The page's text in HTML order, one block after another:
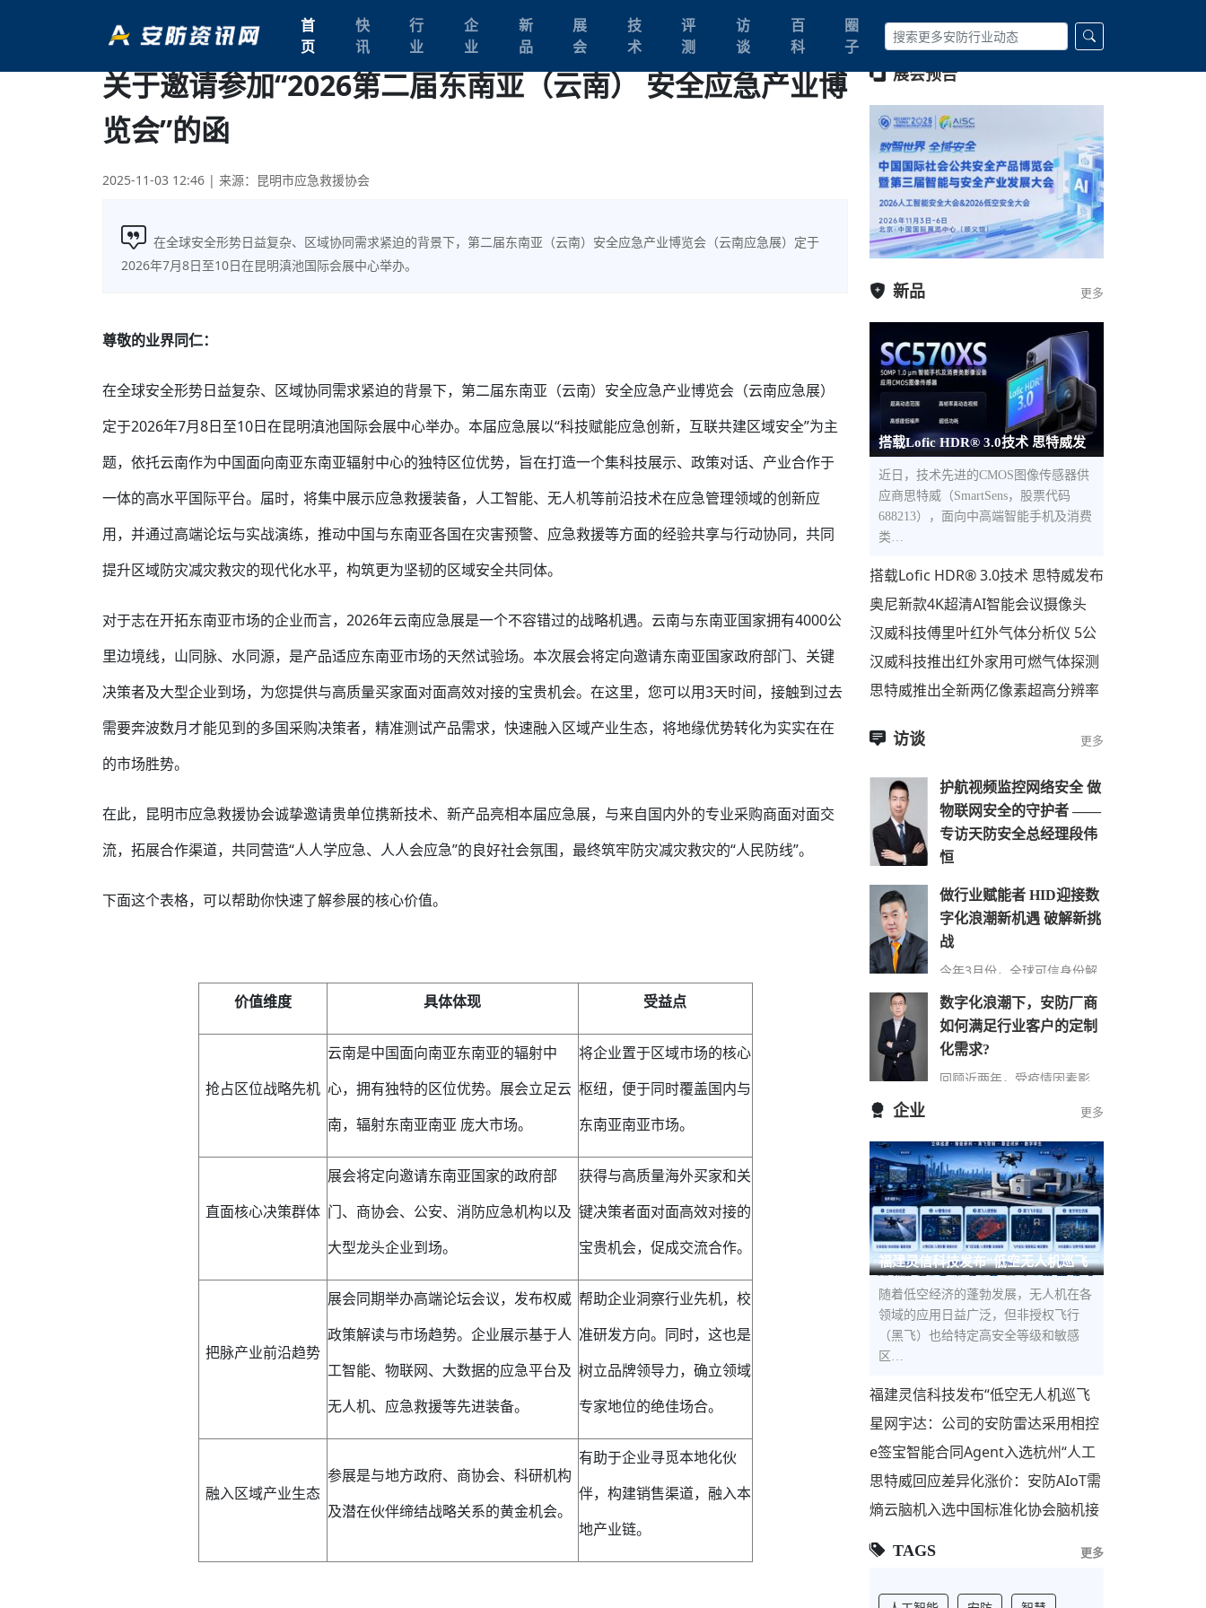
首
页
快
讯
行
业
企
业
新
品
展
会
技
术
评
测
访
谈
百
科
圈
子
关于邀请参加“2026第二届东南亚（云南） 安全应急产业博
览会”的函
2025-11-03 12:46 | 来源：昆明市应急救援协会
在全球安全形势日益复杂、区域协同需求紧迫的背景下，第二届东南亚（云南）安全应急产业博览会（云南应急展）定于
2026年7月8日至10日在昆明滇池国际会展中心举办。
尊敬的业界同仁：
在全球安全形势日益复杂、区域协同需求紧迫的背景下，第二届东南亚（云南）安全应急产业博览会（云南应急展）
定于2026年7月8日至10日在昆明滇池国际会展中心举办。本届应急展以“科技赋能应急创新，互联共建区域安全”为主
题，依托云南作为中国面向南亚东南亚辐射中心的独特区位优势，旨在打造一个集科技展示、政策对话、产业合作于
一体的高水平国际平台。届时，将集中展示应急救援装备，人工智能、无人机等前沿技术在应急管理领域的创新应
用，并通过高端论坛与实战演练，推动中国与东南亚各国在灾害预警、应急救援等方面的经验共享与行动协同，共同
提升区域防灾减灾救灾的现代化水平，构筑更为坚韧的区域安全共同体。
对于志在开拓东南亚市场的企业而言，2026年云南应急展是一个不容错过的战略机遇。云南与东南亚国家拥有4000公
里边境线，山同脉、水同源，是产品适应东南亚市场的天然试验场。本次展会将定向邀请东南亚国家政府部门、关键
决策者及大型企业到场，为您提供与高质量买家面对面高效对接的宝贵机会。在这里，您可以用3天时间，接触到过去
需要奔波数月才能见到的多国采购决策者，精准测试产品需求，快速融入区域产业生态，将地缘优势转化为实实在在
的市场胜势。
在此，昆明市应急救援协会诚挚邀请贵单位携新技术、新产品亮相本届应急展，与来自国内外的专业采购商面对面交
流，拓展合作渠道，共同营造“人人学应急、人人会应急”的良好社会氛围，最终筑牢防灾减灾救灾的“人民防线”。
下面这个表格，可以帮助你快速了解参展的核心价值。
价值维度 具体体现 受益点
抢占区位战略先机
云南是中国面向南亚东南亚的辐射中
心，拥有独特的区位优势。展会立足云
南，辐射东南亚南亚 庞大市场。
将企业置于区域市场的核心
枢纽，便于同时覆盖国内与
东南亚南亚市场。
直面核心决策群体
展会将定向邀请东南亚国家的政府部
门、商协会、公安、消防应急机构以及
大型龙头企业到场。
获得与高质量海外买家和关
键决策者面对面高效对接的
宝贵机会，促成交流合作。
把脉产业前沿趋势
展会同期举办高端论坛会议，发布权威
政策解读与市场趋势。企业展示基于人
工智能、物联网、大数据的应急平台及
无人机、应急救援等先进装备。
帮助企业洞察行业先机，校
准研发方向。同时，这也是
树立品牌领导力，确立领域
专家地位的绝佳场合。
融入区域产业生态
参展是与地方政府、商协会、科研机构
及潜在伙伴缔结战略关系的黄金机会。
有助于企业寻觅本地化伙
伴，构建销售渠道，融入本
地产业链。
展会预告
新品 更多
搭载Lofic HDR® 3.0技术 思特威发
布全新5000万像素1.0μm像素尺寸
近日，技术先进的CMOS图像传感器供
应商思特威（SmartSens，股票代码
688213），面向中高端智能手机及消费
类…
搭载Lofic HDR® 3.0技术 思特威发布
全新5000万像素1.0μm像素尺寸超高
动态范围CMOS图像
奥尼新款4K超清AI智能会议摄像头
C98Pro即将上市
汉威科技傅里叶红外气体分析仪 5公
里开外，500种气体，一眼便知！
汉威科技推出红外家用可燃气体探测
器
思特威推出全新两亿像素超高分辨率
访谈 更多
护航视频监控网络安全 做
物联网安全的守护者 ——
专访天防安全总经理段伟
恒
在万物互联时代，网络安全的
重要性日益凸显，尤其在快速
发展的城市建设中，搭建的巨
大物联网络对其安全保障…
做行业赋能者 HID迎接数
字化浪潮新机遇 破解新挑
战
今年3月份，全球可信身份解
的《安防行业现状报告》（以
下简称“报告”），该报告…
数字化浪潮下，安防厂商
如何满足行业客户的定制
化需求?
回顾近两年，受疫情因素影
领域都遭受了来自市场 “不确
企业 更多
福建灵信科技发布“低空无人机巡飞
防控解决方案”，构建低空立体
随着低空经济的蓬勃发展，无人机在各
领域的应用日益广泛，但非授权飞行
（黑飞）也给特定高安全等级和敏感
区…
福建灵信科技发布“低空无人机巡飞
防控解决方案”，构建低空立体安全
屏障
星网宇达：公司的安防雷达采用相控
阵技术，主要用于安防监控和反无人
机领域
e签宝智能合同Agent入选杭州“人工
智能+”标杆项目，与宇树科技、海康
威视等共筑AI第
思特威回应差异化涨价：安防AIoT需
求回暖 联动国产代工厂优化供应链
熵云脑机入选中国标准化协会脑机接
TAGS 更多